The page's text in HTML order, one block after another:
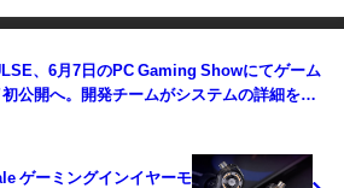
、6月7日のPC Gaming Showにてゲーム
初公開へ。開発チームがシステムの詳細を解
ゲーミングインイヤーモ